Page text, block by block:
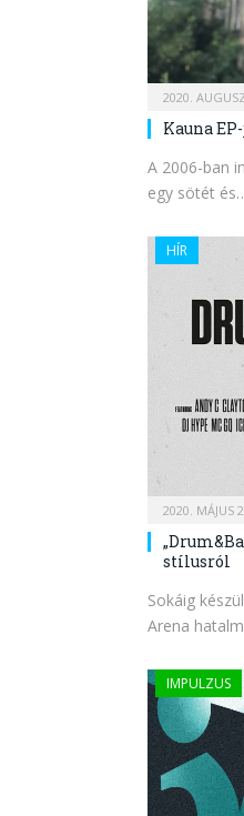
2020.
Kauna
A 2006-ban
egy sötét
HÍR
2020. MÁJUS
stílusról
Sokáig
Arena
IMPULZUS